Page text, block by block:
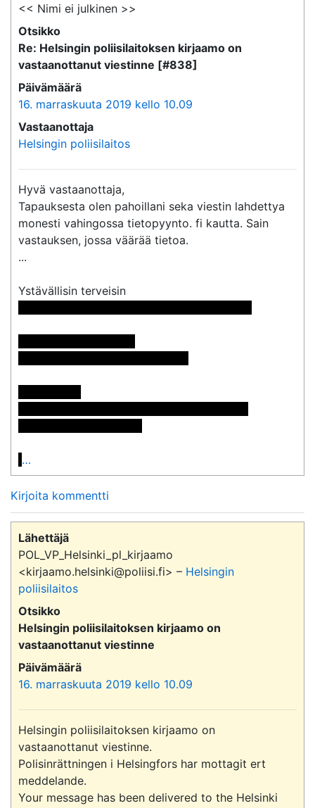
<< Nimi ei julkinen >>
Otsikko
Re: Helsingin poliisilaitoksen kirjaamo on
vastaanottanut viestinne [#838]
Päivämäärä
16. marraskuuta 2019 kello 10.09
Vastaanottaja
Helsingin poliisilaitos
Hyvä vastaanottaja,
Tapauksesta olen pahoillani seka viestin lahdettya
monesti vahingossa tietopyynto. fi kautta. Sain
vastauksen, jossa väärää tietoa.
...
…
Kirjoita kommentti
Lähettäjä
POL_VP_Helsinki_pl_kirjaamo
<kirjaamo.helsinki@poliisi.fi> – Helsingin
poliisilaitos
Otsikko
Helsingin poliisilaitoksen kirjaamo on
vastaanottanut viestinne
Päivämäärä
16. marraskuuta 2019 kello 10.09
Helsingin poliisilaitoksen kirjaamo on
vastaanottanut viestinne.
Polisinrättningen i Helsingfors har mottagit ert
meddelande.
Your message has been delivered to the Helsinki